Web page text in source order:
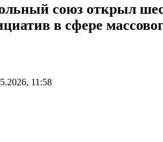
союз открыл
в сфере
11:58